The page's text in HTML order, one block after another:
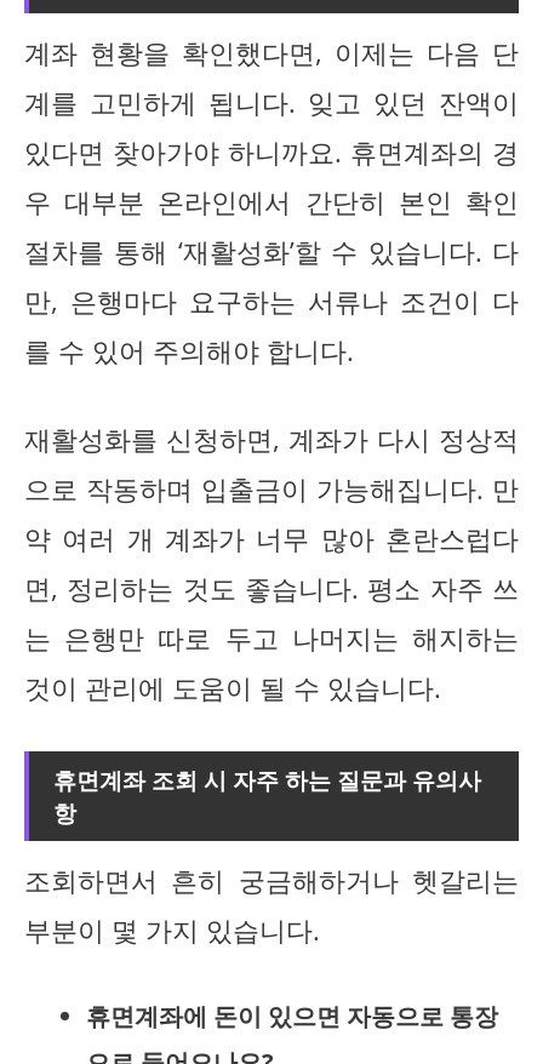
계좌 현황을 확인했다면, 이제는 다음 단
계를 고민하게 됩니다. 잊고 있던 잔액이
있다면 찾아가야 하니까요. 휴면계좌의 경
우 대부분 온라인에서 간단히 본인 확인
절차를 통해 ‘재활성화’할 수 있습니다. 다
만, 은행마다 요구하는 서류나 조건이 다
를 수 있어 주의해야 합니다.
재활성화를 신청하면, 계좌가 다시 정상적
으로 작동하며 입출금이 가능해집니다. 만
약 여러 개 계좌가 너무 많아 혼란스럽다
면, 정리하는 것도 좋습니다. 평소 자주 쓰
는 은행만 따로 두고 나머지는 해지하는
것이 관리에 도움이 될 수 있습니다.
휴면계좌 조회 시 자주 하는 질문과 유의사
항
조회하면서 흔히 궁금해하거나 헷갈리는
부분이 몇 가지 있습니다.
휴면계좌에 돈이 있으면 자동으로 통장